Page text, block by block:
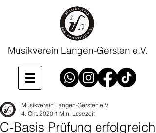
Musikverein Langen-Gersten e.V.
C-Basis Prüfung erfolgreich
Musikverein Langen-Gersten e.V.
4. Okt. 2020 1 Min. Lesezeit